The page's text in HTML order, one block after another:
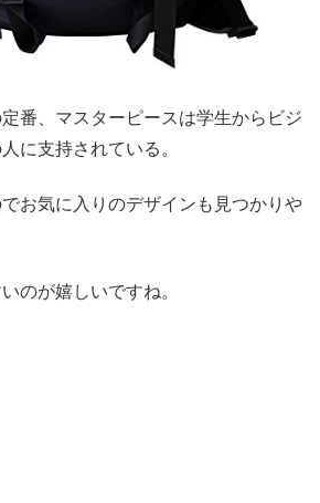
番、マスターピースは学生からビジ
に支持されている。
お気に入りのデザインも見つかりや
のが嬉しいですね。